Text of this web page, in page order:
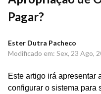
Pagar?
Ester Dutra Pacheco
Modificado em: Sex, 23 Ago,
Este artigo irá apresentar
configurar o sistema para